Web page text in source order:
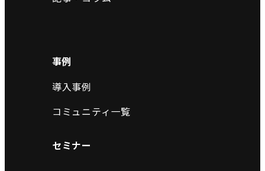
事例
導入事例
コミュニティ一覧
セミナー